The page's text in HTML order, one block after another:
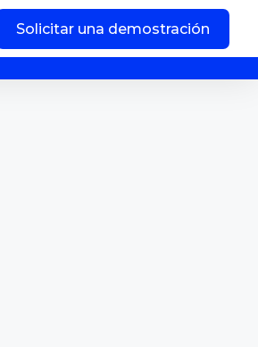
Solicitar una demostración